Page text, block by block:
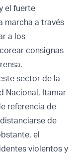
el fuerte
marcha a través
a los
consignas
sector de la
Nacional, Itamar
referencia de
de
el
violentos y